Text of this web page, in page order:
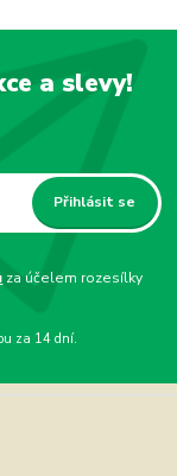
a slevy!
Přihlásit se
za účelem rozesílky
za 14 dní.